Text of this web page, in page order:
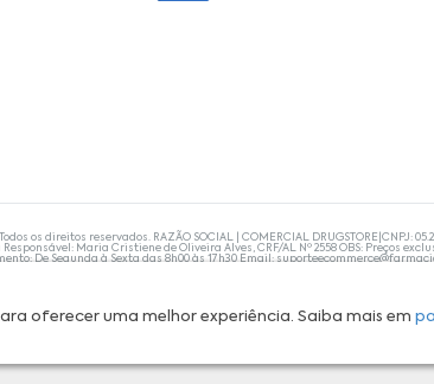
oferecer uma melhor experiência. Saiba mais em
os direitos reservados. RAZÃO SOCIAL | COMERCIAL DRUGSTORE|CNPJ:
Maria Cristiene de Oliveira Alves, CRF/AL Nº 2558 OBS: Preços
De Segunda à Sexta das 8h00 às 17h30 Email:
e, de forma alguma, substituem as orientações de um profissional da
o tratamento adequado. Se os sintomas persistirem, um médico deve ser
para que você possa realizar suas compras com tranquilidade. A
estão sujeitos à confirmação da disponibilidade de produto em nosso